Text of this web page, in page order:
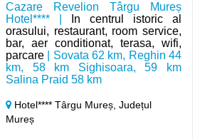
Cazare Revelion Târgu Mureș
Hotel**** |
In centrul istoric al
orasului, restaurant, room service,
bar, aer conditionat, terasa, wifi,
parcare | Sovata 62 km, Reghin 44
km, 58 km Sighisoara, 59 km
Salina Praid 58 km
Hotel**** Târgu Mureș,Județul
Mureș